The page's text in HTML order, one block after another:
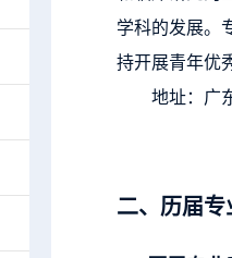
学科的发展。
持开展青年优
地址：广东
二、历届